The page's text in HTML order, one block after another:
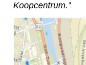
Koopcentrum.”